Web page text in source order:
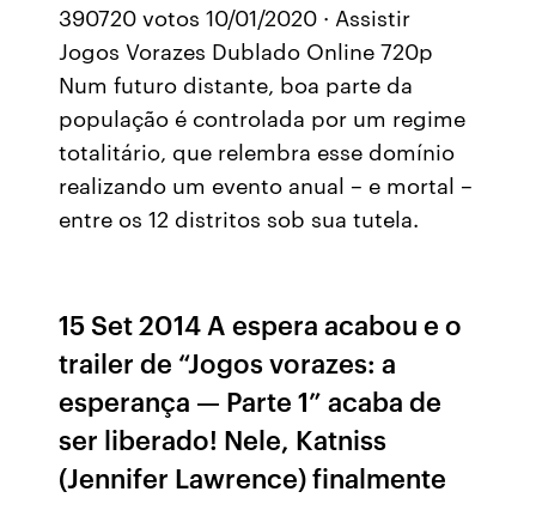
390720 votos 10/01/2020 · Assistir
Jogos Vorazes Dublado Online 720p
Num futuro distante, boa parte da
população é controlada por um regime
totalitário, que relembra esse domínio
realizando um evento anual – e mortal –
entre os 12 distritos sob sua tutela.
15 Set 2014 A espera acabou e o
trailer de “Jogos vorazes: a
esperança — Parte 1” acaba de
ser liberado! Nele, Katniss
(Jennifer Lawrence) finalmente